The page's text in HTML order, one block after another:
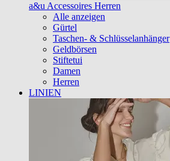
a&u Accessoires Herren
Alle anzeigen
Gürtel
Taschen- & Schlüsselanhänger
Geldbörsen
Stiftetui
Damen
Herren
LINIEN